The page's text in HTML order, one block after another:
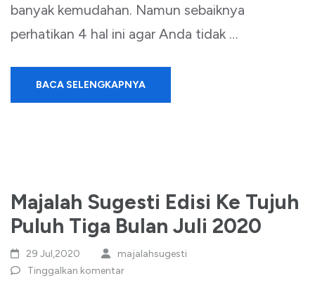
banyak kemudahan. Namun sebaiknya
perhatikan 4 hal ini agar Anda tidak …
BACA SELENGKAPNYA
Majalah Sugesti Edisi Ke Tujuh
Puluh Tiga Bulan Juli 2020
29 Jul,2020
majalahsugesti
Tinggalkan komentar